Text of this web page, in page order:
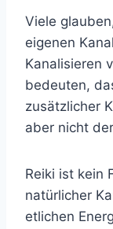
Viele
eigenen
Kanalisieren
bedeuten,
zusätzlicher
aber nicht
Reiki ist kein
natürlicher
etlichen